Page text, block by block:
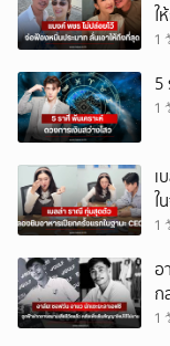
ใ
1
5
1
เ
ใ
1
อ
ก
ไ
1